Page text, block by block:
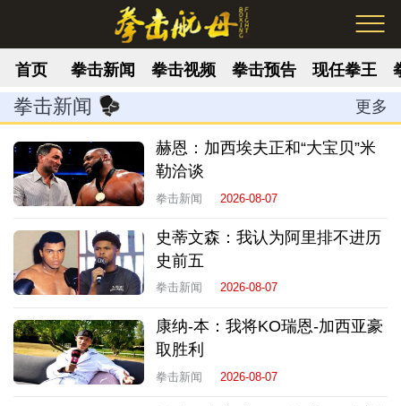
首页 拳击新闻 拳击视频 拳击预告 现任拳王
更多
拳击新闻
赫恩：加西埃夫正和“大宝贝”米
勒洽谈
拳击新闻 2026-08-07
史蒂文森：我认为阿里排不进历
史前五
拳击新闻 2026-08-07
康纳-本：我将KO瑞恩-加西亚豪
取胜利
拳击新闻 2026-08-07